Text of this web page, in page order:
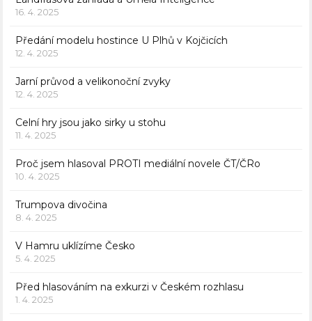
16. 4. 2025
Předání modelu hostince U Plhů v Kojčicích
12. 4. 2025
Jarní průvod a velikonoční zvyky
12. 4. 2025
Celní hry jsou jako sirky u stohu
11. 4. 2025
Proč jsem hlasoval PROTI mediální novele ČT/ČRo
10. 4. 2025
Trumpova divočina
8. 4. 2025
V Hamru uklízíme Česko
5. 4. 2025
Před hlasováním na exkurzi v Českém rozhlasu
1. 4. 2025